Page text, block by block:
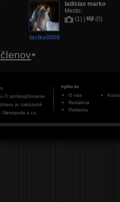
ladislav marko
Mesto:
(1) |
(0)
lacike0000
či sprístupňovanie
je zakázané
s.r.o.
epho.to
O nás
Redakcia
Reklama